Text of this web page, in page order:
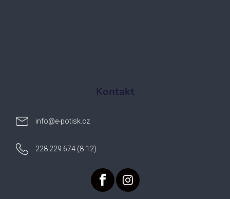
Kontakt
info@e-potisk.cz
228 229 674 (8-12)